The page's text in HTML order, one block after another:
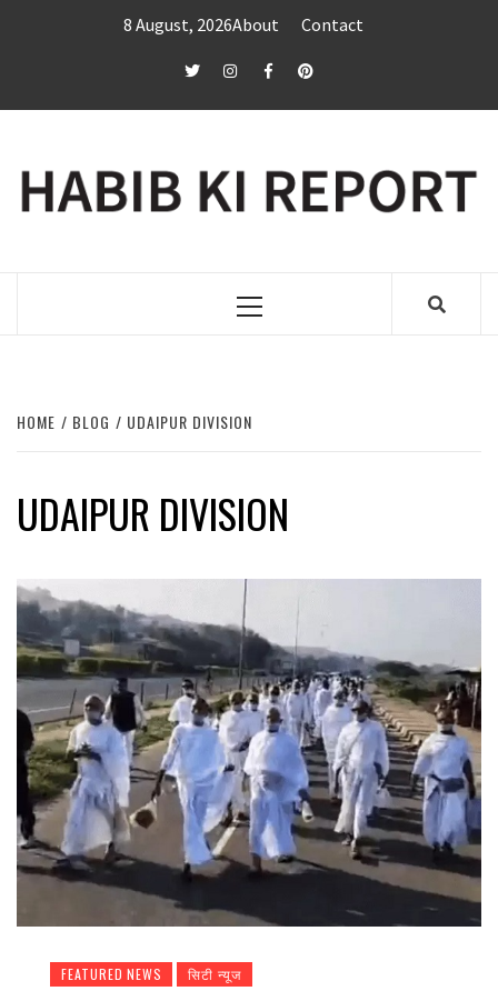
8 August, 2026About Contact
twitterInstagramFacebookPinterest
Primary
HOME BLOG UDAIPUR DIVISION
UDAIPUR DIVISION
FEATURED NEWS सिटी न्यूज